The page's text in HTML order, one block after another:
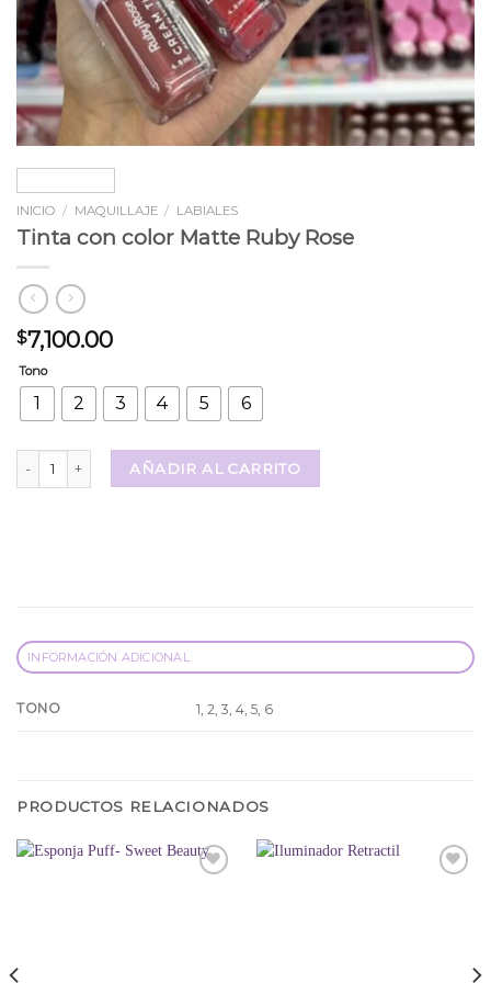
INICIO / MAQUILLAJE / LABIALES
Tinta con color Matte Ruby Rose
$7,100.00
Tono
1 2 3 4 5 6
Tinta con color Matte Ruby Rose cantidad
AÑADIR AL CARRITO
INFORMACIÓN ADICIONAL
TONO 1, 2, 3, 4, 5, 6
PRODUCTOS RELACIONADOS